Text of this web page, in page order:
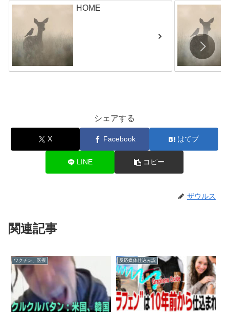
HOME
シェアする
X Facebook はてブ
LINE コピー
ザウルス
関連記事
ワクチン、医療 反応媒体仕込み説